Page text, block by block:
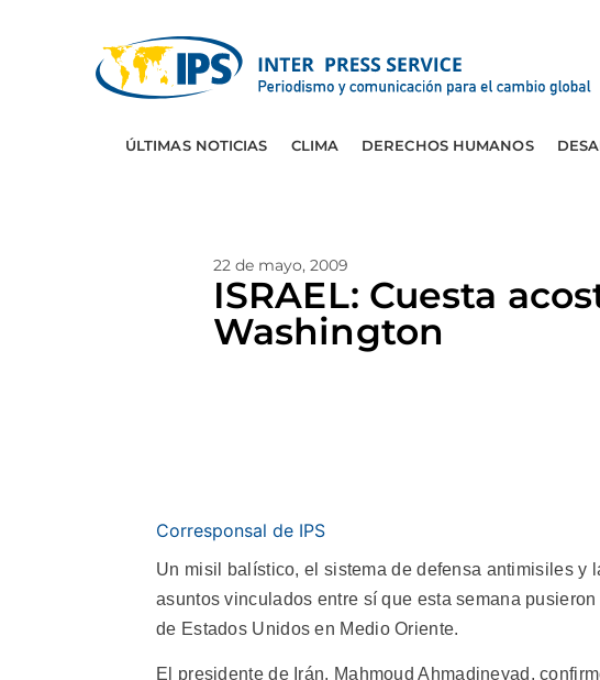
ÚLTIMAS NOTICIAS CLIMA DERECHOS HUMANOS
22 de mayo, 2009
ISRAEL: Cuesta
Washington
Corresponsal de IPS
Un misil balístico, el sistema de defensa antimisiles y
asuntos vinculados entre sí que esta semana
de Estados Unidos en Medio Oriente.
El presidente de Irán, Mahmoud Ahmadineyad,